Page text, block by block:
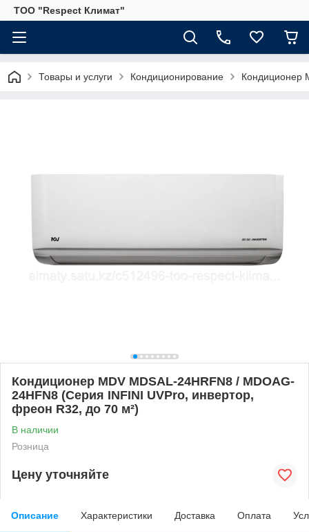
ТОО "Respect Климат"
Товары и услуги Кондиционирование Кондиционер
Кондиционер MDV MDSAL-24HRFN8 / MDOAG-
24HFN8 (Серия INFINI UVPro, инвертор,
фреон R32, до 70 м²)
В наличии
Розница
Цену уточняйте
Описание Характеристики Доставка Оплата